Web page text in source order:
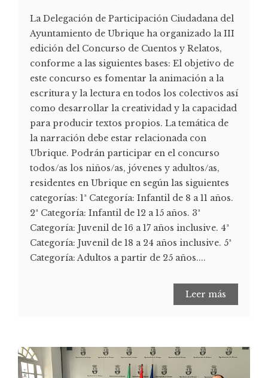
La Delegación de Participación Ciudadana del
Ayuntamiento de Ubrique ha organizado la III
edición del Concurso de Cuentos y Relatos,
conforme a las siguientes bases: El objetivo de
este concurso es fomentar la animación a la
escritura y la lectura en todos los colectivos así
como desarrollar la creatividad y la capacidad
para producir textos propios. La temática de
la narración debe estar relacionada con
Ubrique. Podrán participar en el concurso
todos/as los niños/as, jóvenes y adultos/as,
residentes en Ubrique en según las siguientes
categorías: 1ª Categoría: Infantil de 8 a 11 años.
2ª Categoría: Infantil de 12 a 15 años. 3ª
Categoría: Juvenil de 16 a 17 años inclusive. 4ª
Categoría: Juvenil de 18 a 24 años inclusive. 5ª
Categoría: Adultos a partir de 25 años....
Leer más